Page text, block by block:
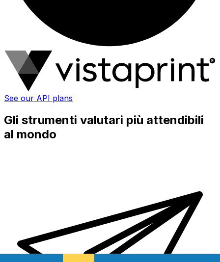
See our API plans
Gli strumenti valutari più attendibili
al mondo